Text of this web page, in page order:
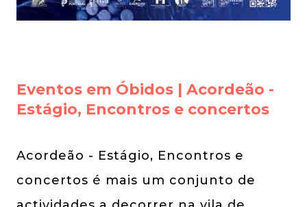
Eventos em Óbidos | Acordeão -
Estágio, Encontros e concertos
Acordeão - Estágio, Encontros e
concertos é mais um conjunto de